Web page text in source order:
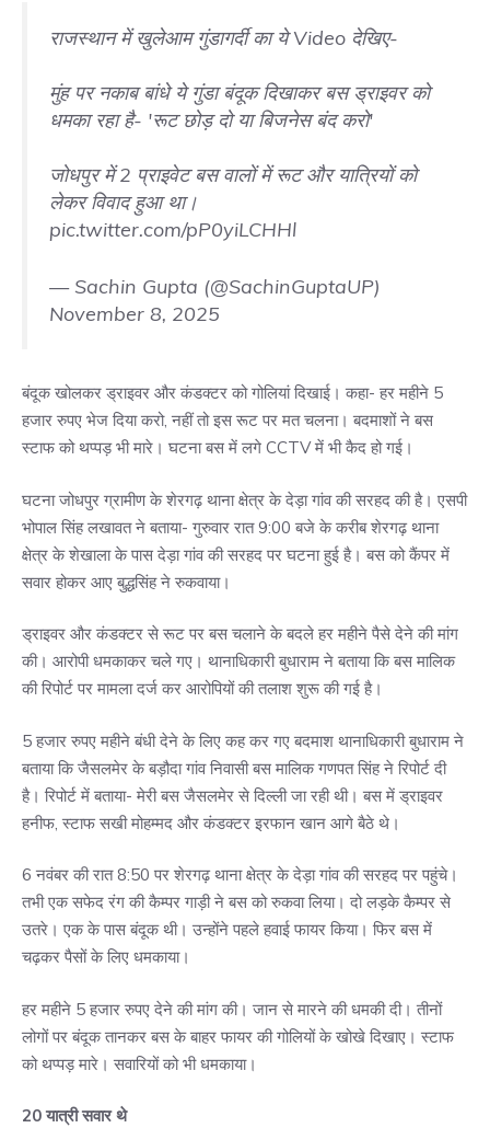
राजस्थान में खुलेआम गुंडागर्दी का ये Video देखिए-
मुंह पर नकाब बांधे ये गुंडा बंदूक दिखाकर बस ड्राइवर को
धमका रहा है- 'रूट छोड़ दो या बिजनेस बंद करो'
जोधपुर में 2 प्राइवेट बस वालों में रूट और यात्रियों को
लेकर विवाद हुआ था।
pic.twitter.com/pP0yiLCHHl
— Sachin Gupta (@SachinGuptaUP)
November 8, 2025
बंदूक खोलकर ड्राइवर और कंडक्टर को गोलियां दिखाई। कहा- हर महीने 5
हजार रुपए भेज दिया करो, नहीं तो इस रूट पर मत चलना। बदमाशों ने बस
स्टाफ को थप्पड़ भी मारे। घटना बस में लगे CCTV में भी कैद हो गई।
घटना जोधपुर ग्रामीण के शेरगढ़ थाना क्षेत्र के देड़ा गांव की सरहद की है। एसपी
भोपाल सिंह लखावत ने बताया- गुरुवार रात 9:00 बजे के करीब शेरगढ़ थाना
क्षेत्र के शेखाला के पास देड़ा गांव की सरहद पर घटना हुई है। बस को कैंपर में
सवार होकर आए बुद्धसिंह ने रुकवाया।
ड्राइवर और कंडक्टर से रूट पर बस चलाने के बदले हर महीने पैसे देने की मांग
की। आरोपी धमकाकर चले गए। थानाधिकारी बुधाराम ने बताया कि बस मालिक
की रिपोर्ट पर मामला दर्ज कर आरोपियों की तलाश शुरू की गई है।
5 हजार रुपए महीने बंधी देने के लिए कह कर गए बदमाश थानाधिकारी बुधाराम ने
बताया कि जैसलमेर के बड़ौदा गांव निवासी बस मालिक गणपत सिंह ने रिपोर्ट दी
है। रिपोर्ट में बताया- मेरी बस जैसलमेर से दिल्ली जा रही थी। बस में ड्राइवर
हनीफ, स्टाफ सखी मोहम्मद और कंडक्टर इरफान खान आगे बैठे थे।
6 नवंबर की रात 8:50 पर शेरगढ़ थाना क्षेत्र के देड़ा गांव की सरहद पर पहुंचे।
तभी एक सफेद रंग की कैम्पर गाड़ी ने बस को रुकवा लिया। दो लड़के कैम्पर से
उतरे। एक के पास बंदूक थी। उन्होंने पहले हवाई फायर किया। फिर बस में
चढ़कर पैसों के लिए धमकाया।
हर महीने 5 हजार रुपए देने की मांग की। जान से मारने की धमकी दी। तीनों
लोगों पर बंदूक तानकर बस के बाहर फायर की गोलियों के खोखे दिखाए। स्टाफ
को थप्पड़ मारे। सवारियों को भी धमकाया।
20 यात्री सवार थे